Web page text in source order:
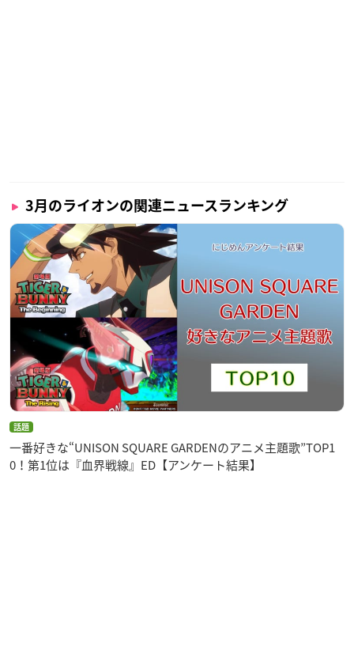
3月のライオンの関連ニュースランキング
話題
一番好きな“UNISON SQUARE GARDENのアニメ主題歌”TOP1
0！第1位は『血界戦線』ED【アンケート結果】